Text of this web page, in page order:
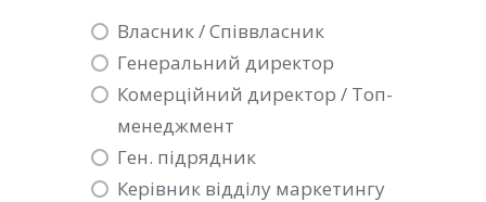
Власник / Співвласник
Генеральний директор
Комерційний директор / Топ-
менеджмент
Ген. підрядник
Керівник відділу маркетингу